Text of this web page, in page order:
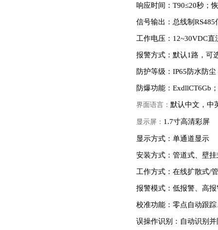
响应时间： T90≤20秒；
信号输出： 总线制 RS485
工作电压： 12~30VDC直
报警方式：默认1 路，可
防护等级： IP65防水防尘
防爆功能： ExdllCT6Gb
界面语言： 默认中文，中
显示屏： 1.7寸高清彩屏
显示方式：单通道显示
安装方式：管道式、壁挂
工作方式：在线扩散式/
报警模式：低报警、高
校准功能：零点自动跟
误操作识别：自动识别并